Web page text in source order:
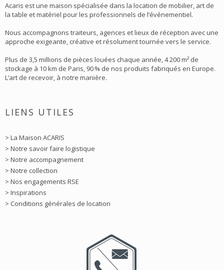
Acaris est une maison spécialisée dans la location de mobilier, art de
la table et matériel pour les professionnels de l’événementiel.
Nous accompagnons traiteurs, agences et lieux de réception avec une
approche exigeante, créative et résolument tournée vers le service.
Plus de 3,5 millions de pièces louées chaque année, 4 200 m² de
stockage à 10 km de Paris, 90 % de nos produits fabriqués en Europe.
L’art de recevoir, à notre manière.
LIENS UTILES
> La Maison ACARIS
> Notre savoir faire logistique
> Notre accompagnement
> Notre collection
> Nos engagements RSE
> Inspirations
> Conditions générales de location